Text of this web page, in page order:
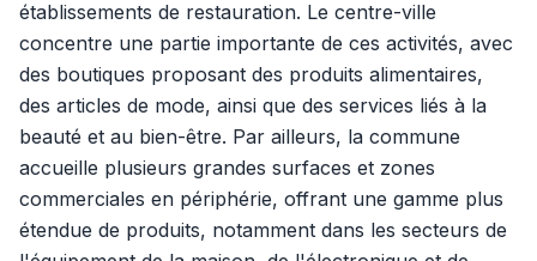
établissements de restauration. Le centre-ville
concentre une partie importante de ces activités, avec
des boutiques proposant des produits alimentaires,
des articles de mode, ainsi que des services liés à la
beauté et au bien-être. Par ailleurs, la commune
accueille plusieurs grandes surfaces et zones
commerciales en périphérie, offrant une gamme plus
étendue de produits, notamment dans les secteurs de